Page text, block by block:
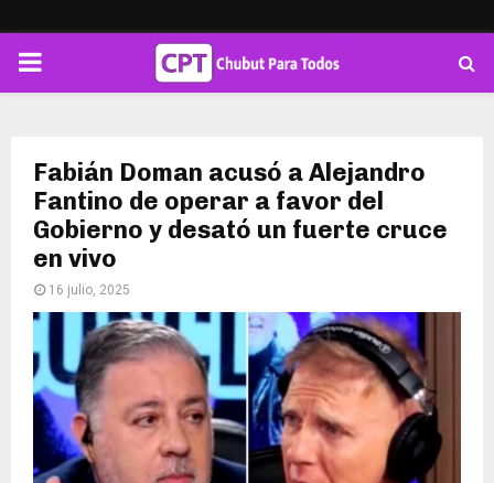
PRIMARY
Fabián Doman acusó a Alejandro
Fantino de operar a favor del
Gobierno y desató un fuerte cruce
en vivo
16 julio, 2025